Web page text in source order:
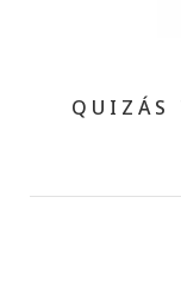
QUIZÁS